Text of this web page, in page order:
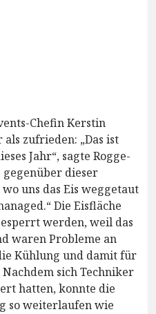
Chefin Kerstin
zufrieden: „Das ist
Jahr“, sagte Rogge-
gegenüber dieser
uns das Eis weggetaut
Die Eisfläche
werden, weil das
waren Probleme an
Kühlung und damit für
sich Techniker
hatten, konnte die
so weiterlaufen wie